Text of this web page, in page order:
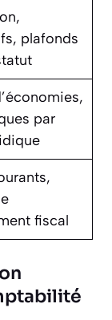
plafonds
par
fiscal